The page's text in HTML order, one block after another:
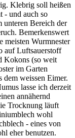
Klebrig soll heißen
- und auch so
unteren Bereich der
Bemerkenswert
meisten Wurmnester
auf Luftsauerstoff
Kokons (so weit
im Garten
dem weissen Eimer.
lasse ich derzeit
annähernd
Trocknung läuft
wohl
- eines von
eher benutzen.